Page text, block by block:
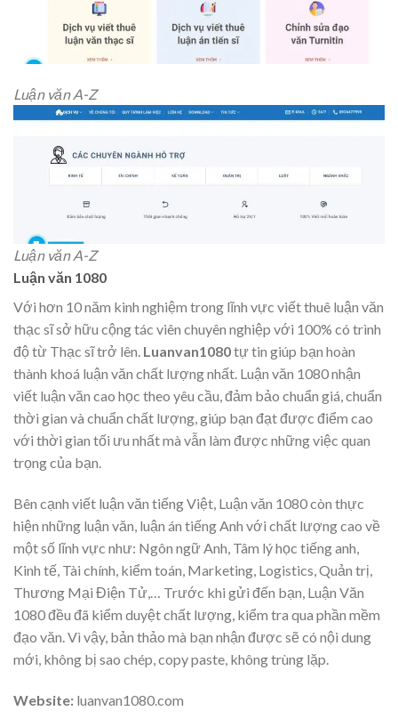
Luận văn A-Z
Luận văn A-Z
Luận văn 1080
Với hơn 10 năm kinh nghiệm trong lĩnh vực viết thuê luận văn
thạc sĩ sở hữu cộng tác viên chuyên nghiệp với 100% có trình
độ từ Thạc sĩ trở lên. Luanvan1080tự tin giúp bạn hoàn
thành khoá luận văn chất lượng nhất. Luận văn 1080 nhận
viết luận văn cao học theo yêu cầu, đảm bảo chuẩn giá, chuẩn
thời gian và chuẩn chất lượng, giúp bạn đạt được điểm cao
với thời gian tối ưu nhất mà vẫn làm được những việc quan
trọng của bạn.
Bên cạnh viết luận văn tiếng Việt, Luận văn 1080 còn thực
hiện những luận văn, luận án tiếng Anh với chất lượng cao về
một số lĩnh vực như: Ngôn ngữ Anh, Tâm lý học tiếng anh,
Kinh tế, Tài chính, kiểm toán, Marketing, Logistics, Quản trị,
Thương Mại Điện Tử,… Trước khi gửi đến bạn, Luận Văn
1080 đều đã kiểm duyệt chất lượng, kiểm tra qua phần mềm
đạo văn. Vì vậy, bản thảo mà bạn nhận được sẽ có nội dung
mới, không bị sao chép, copy paste, không trùng lặp.
Website: luanvan1080.com